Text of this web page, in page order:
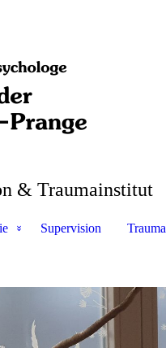
& Traumainstitut
Supervision